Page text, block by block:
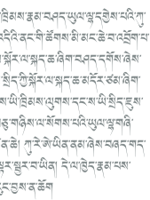
ཀུ་རེ་ཨེ་ཡིན་ནམ་ཞེས་བཞད་གད་
དེ་ལ་ཁྱེད་རྣམ་པས་